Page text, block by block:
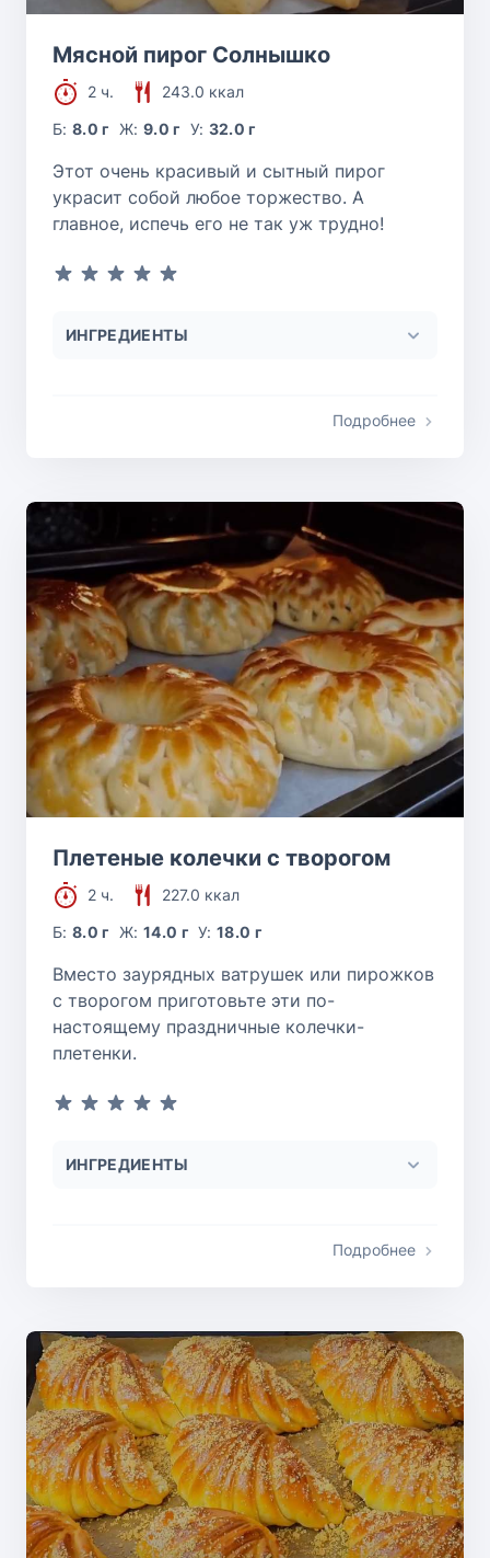
Мясной пирог Солнышко
2 ч.
243.0 ккал
Б:8.0 г Ж: 9.0 г У: 32.0 г
Этот очень красивый и сытный пирог
украсит собой любое торжество. А
главное, испечь его не так уж трудно!
ИНГРЕДИЕНТЫ
Подробнее
Плетеные колечки с творогом
2 ч.
227.0 ккал
Б:8.0 г Ж: 14.0 г У:18.0 г
Вместо заурядных ватрушек или пирожков
с творогом приготовьте эти по-
настоящему праздничные колечки-
плетенки.
ИНГРЕДИЕНТЫ
Подробнее